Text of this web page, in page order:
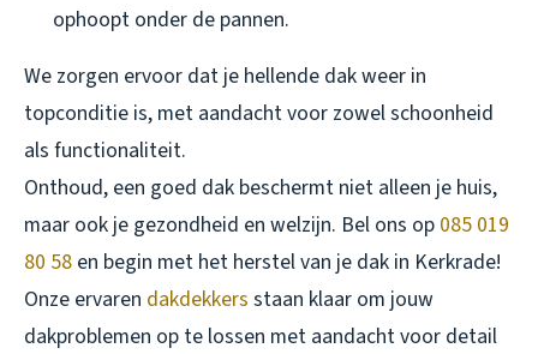
ophoopt onder de pannen.
We zorgen ervoor dat je hellende dak weer in
topconditie is, met aandacht voor zowel schoonheid
als functionaliteit.
Onthoud, een goed dak beschermt niet alleen je huis,
maar ook je gezondheid en welzijn. Bel ons op 085 019
80 58 en begin met het herstel van je dak in Kerkrade!
Onze ervaren dakdekkers staan klaar om jouw
dakproblemen op te lossen met aandacht voor detail